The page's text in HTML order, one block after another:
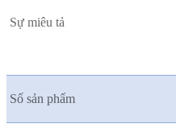
Sự miêu tả
Số sản phẩm